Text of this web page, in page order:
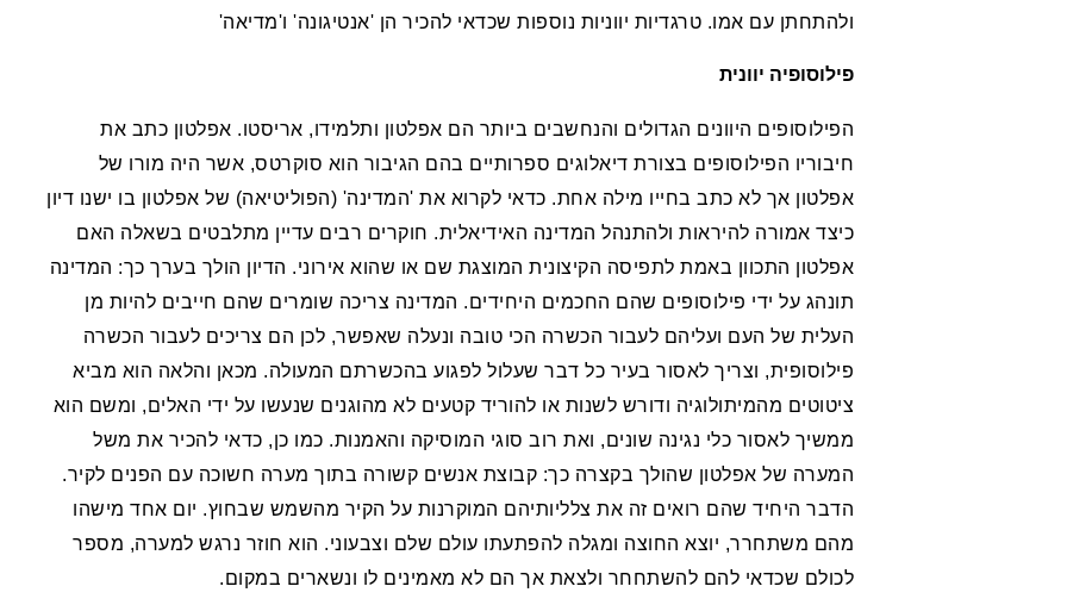
ולהתחתן עם אמו. טרגדיות יווניות נוספות שכדאי להכיר הן 'אנטיגונה' ו'מדיאה'
פילוסופיה יוונית
הפילוסופים היוונים הגדולים והנחשבים ביותר הם אפלטון ותלמידו, אריסטו. אפלטון כתב את
חיבוריו הפילוסופים בצורת דיאלוגים ספרותיים בהם הגיבור הוא סוקרטס, אשר היה מורו של
אפלטון אך לא כתב בחייו מילה אחת. כדאי לקרוא את 'המדינה' (הפוליטיאה) של אפלטון בו ישנו דיון
כיצד אמורה להיראות ולהתנהל המדינה האידיאלית. חוקרים רבים עדיין מתלבטים בשאלה האם
אפלטון התכוון באמת לתפיסה הקיצונית המוצגת שם או שהוא אירוני. הדיון הולך בערך כך: המדינה
תונהג על ידי פילוסופים שהם החכמים היחידים. המדינה צריכה שומרים שהם חייבים להיות מן
העלית של העם ועליהם לעבור הכשרה הכי טובה ונעלה שאפשר, לכן הם צריכים לעבור הכשרה
פילוסופית, וצריך לאסור בעיר כל דבר שעלול לפגוע בהכשרתם המעולה. מכאן והלאה הוא מביא
ציטוטים מהמיתולוגיה ודורש לשנות או להוריד קטעים לא מהוגנים שנעשו על ידי האלים, ומשם הוא
ממשיך לאסור כלי נגינה שונים, ואת רוב סוגי המוסיקה והאמנות. כמו כן, כדאי להכיר את משל
המערה של אפלטון שהולך בקצרה כך: קבוצת אנשים קשורה בתוך מערה חשוכה עם הפנים לקיר.
הדבר היחיד שהם רואים זה את צלליותיהם המוקרנות על הקיר מהשמש שבחוץ. יום אחד מישהו
מהם משתחרר, יוצא החוצה ומגלה להפתעתו עולם שלם וצבעוני. הוא חוזר נרגש למערה, מספר
לכולם שכדאי להם להשתחחר ולצאת אך הם לא מאמינים לו ונשארים במקום.